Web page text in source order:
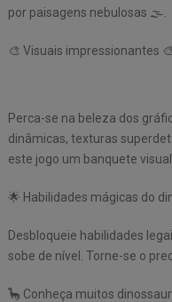
por paisagens nebulosas 🌫️.
🎨 Visuais impressionantes 🎨.
Perca-se na beleza dos
dinâmicas, texturas
este jogo um banquete
🌟 Habilidades mágicas do
Desbloqueie habilidades
sobe de nível. Torne-se o
🦕 Conheça muitos